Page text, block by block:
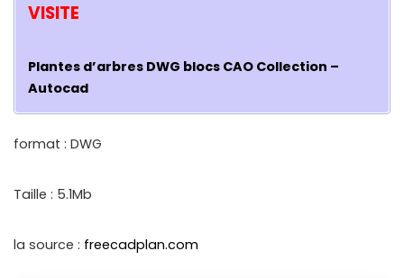
VISITE
Plantes d’arbres DWG blocs CAO Collection –
Autocad
format : DWG
Taille : 5.1Mb
la source : freecadplan.com